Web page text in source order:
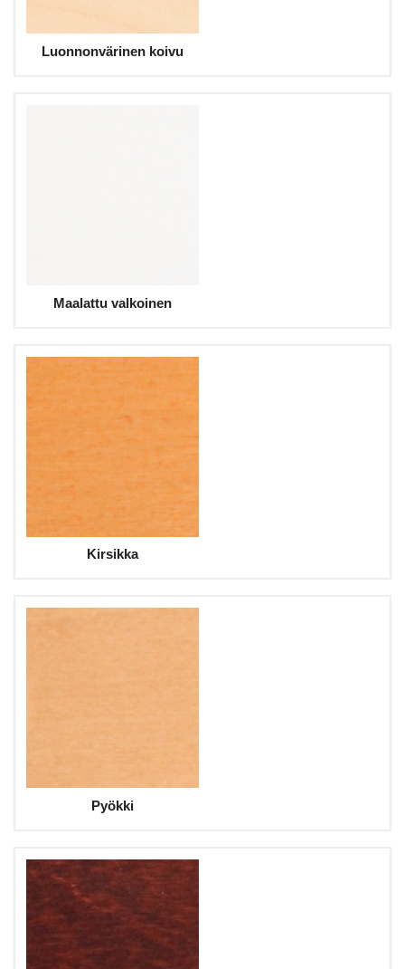
Luonnonvärinen koivu
Maalattu valkoinen
Kirsikka
Pyökki